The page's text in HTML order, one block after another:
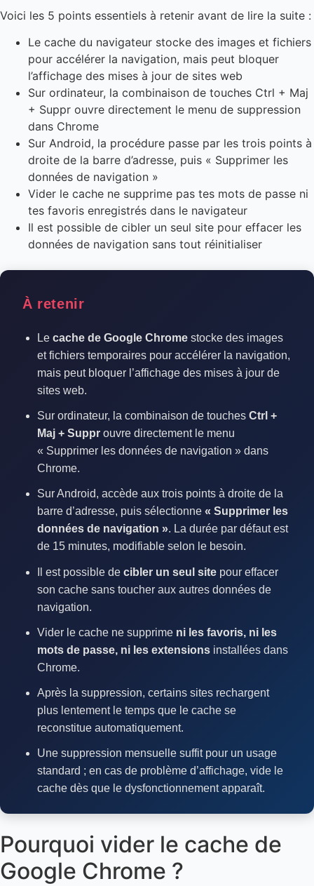
Voici les 5 points essentiels à retenir avant de lire la suite :
Le cache du navigateur stocke des images et fichiers
pour accélérer la navigation, mais peut bloquer
l’affichage des mises à jour de sites web
Sur ordinateur, la combinaison de touches Ctrl + Maj
+ Suppr ouvre directement le menu de suppression
dans Chrome
Sur Android, la procédure passe par les trois points à
droite de la barre d’adresse, puis « Supprimer les
données de navigation »
Vider le cache ne supprime pas tes mots de passe ni
tes favoris enregistrés dans le navigateur
Il est possible de cibler un seul site pour effacer les
données de navigation sans tout réinitialiser
À retenir
Le cache de Google Chromestocke des images
et fichiers temporaires pour accélérer la navigation,
mais peut bloquer l’affichage des mises à jour de
sites web.
Sur ordinateur, la combinaison de touches Ctrl +
Maj + Supprouvre directement le menu
« Supprimer les données de navigation » dans
Chrome.
Sur Android, accède aux trois points à droite de la
barre d’adresse, puis sélectionne « Supprimer les
données de navigation ». La durée par défaut est
de 15 minutes, modifiable selon le besoin.
Il est possible de cibler un seul sitepour effacer
son cache sans toucher aux autres données de
navigation.
Vider le cache ne supprime ni les favoris, ni les
mots de passe, ni les extensionsinstallées dans
Chrome.
Après la suppression, certains sites rechargent
plus lentement le temps que le cache se
reconstitue automatiquement.
Une suppression mensuelle suffit pour un usage
standard ; en cas de problème d’affichage, vide le
cache dès que le dysfonctionnement apparaît.
Pourquoi vider le cache de
Google Chrome ?